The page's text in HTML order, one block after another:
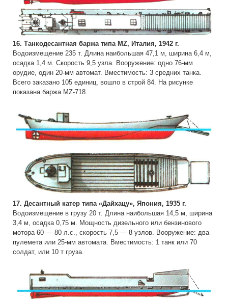
16. Танкодесантная баржа типа MZ, Италия, 1942 г.
Водоизмещение 235 т. Длина наибольшая 47,1 м, ширина 6,4 м,
осадка 1,4 м. Скорость 9,5 узла. Вооружение: одно 76-мм
орудие, один 20-мм автомат. Вместимость: 3 средних танка.
Всего заказано 105 единиц, вошло в строй 84. На рисунке
показана баржа MZ-718.
17. Десантный катер типа «Дайхацу», Япония, 1935 г.
Водоизмещение в грузу 20 т. Длина наибольшая 14,5 м, ширина
3,4 м, осадка 0,75 м. Мощность дизельного или бензинового
мотора 60 — 80 л.с., скорость 7,5 — 8 узлов. Вооружение: два
пулемета или 25-мм автомата. Вместимость: 1 танк или 70
солдат, или 10 т груза.